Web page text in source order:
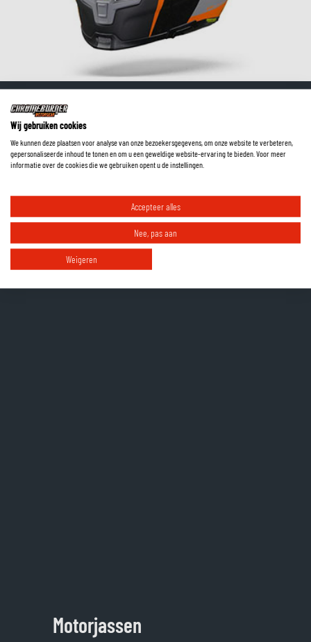
Het wordt weer warmer! Check
daarom onze nieuwe
zomercollectie hieronder!
Motorjassen
Wij gebruiken cookies
We kunnen deze plaatsen voor analyse van onze bezoekersgegevens, om onze website te verbeteren,
gepersonaliseerde inhoud te tonen en om u een geweldige website-ervaring te bieden. Voor meer
informatie over de cookies die we gebruiken opent u de instellingen.
Accepteer alles
Nee, pas aan
Weigeren